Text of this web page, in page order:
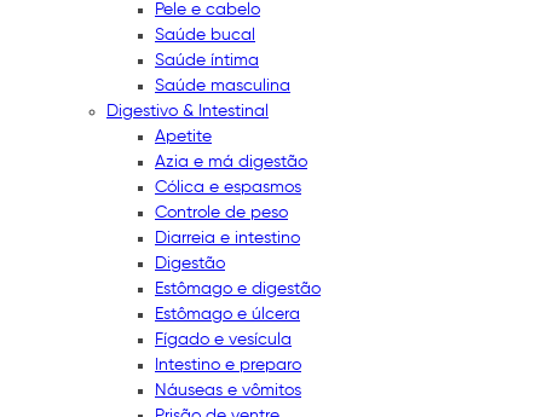
Pele e cabelo
Saúde bucal
Saúde íntima
Saúde masculina
Digestivo & Intestinal
Apetite
Azia e má digestão
Cólica e espasmos
Controle de peso
Diarreia e intestino
Digestão
Estômago e digestão
Estômago e úlcera
Fígado e vesícula
Intestino e preparo
Náuseas e vômitos